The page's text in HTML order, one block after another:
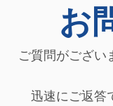
お
ご質問がござい
迅速にご返答